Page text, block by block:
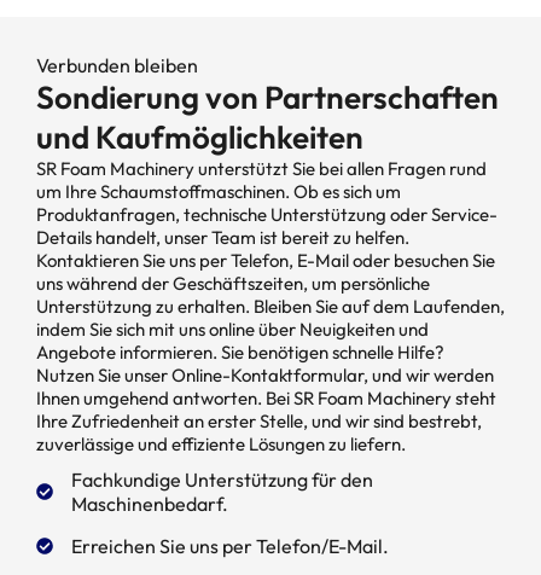
Verbunden bleiben
Sondierung von Partnerschaften
und Kaufmöglichkeiten
SR Foam Machinery unterstützt Sie bei allen Fragen rund
um Ihre Schaumstoffmaschinen. Ob es sich um
Produktanfragen, technische Unterstützung oder Service-
Details handelt, unser Team ist bereit zu helfen.
Kontaktieren Sie uns per Telefon, E-Mail oder besuchen Sie
uns während der Geschäftszeiten, um persönliche
Unterstützung zu erhalten. Bleiben Sie auf dem Laufenden,
indem Sie sich mit uns online über Neuigkeiten und
Angebote informieren. Sie benötigen schnelle Hilfe?
Nutzen Sie unser Online-Kontaktformular, und wir werden
Ihnen umgehend antworten. Bei SR Foam Machinery steht
Ihre Zufriedenheit an erster Stelle, und wir sind bestrebt,
zuverlässige und effiziente Lösungen zu liefern.
Fachkundige Unterstützung für den
Maschinenbedarf.
Erreichen Sie uns per Telefon/E-Mail.